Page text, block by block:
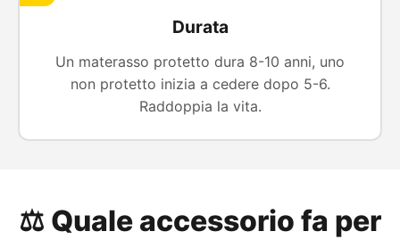
Durata
Un materasso protetto dura 8-10 anni, uno
non protetto inizia a cedere dopo 5-6.
Raddoppia la vita.
⚖️ Quale accessorio fa per